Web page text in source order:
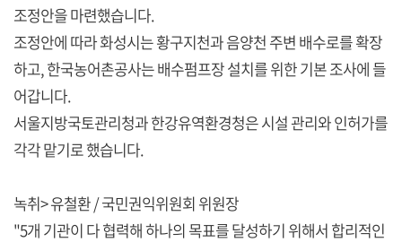
조정안을 마련했습니다.
조정안에 따라 화성시는 황구지천과 음양천 주변 배수로를 확장
하고, 한국농어촌공사는 배수펌프장 설치를 위한 기본 조사에 들
어갑니다.
서울지방국토관리청과 한강유역환경청은 시설 관리와 인허가를
각각 맡기로 했습니다.
녹취> 유철환 / 국민권익위원회 위원장
"5개 기관이 다 협력해 하나의 목표를 달성하기 위해서 합리적인